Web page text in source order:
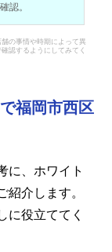
認。
の事情や時期によって異
認するようにしてみてく
福岡市西区
に、ホワイト
紹介します。
に役立ててく